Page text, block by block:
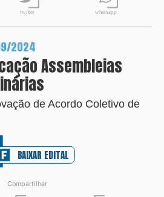
twitter whatsapp
2024
Assembleias
de Acordo Coletivo de
BAIXAR EDITAL
Compartilhar